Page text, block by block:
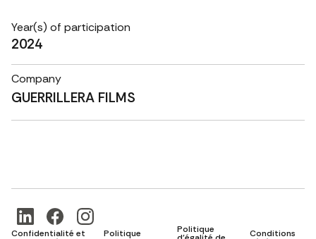
Year(s) of participation
2024
Company
GUERRILLERA FILMS
Confidentialité et Politique Politique Conditions